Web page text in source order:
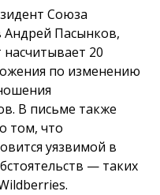
Союза
Пасынков,
20
по изменению
В письме также
том, что
уязвимой в
— таких